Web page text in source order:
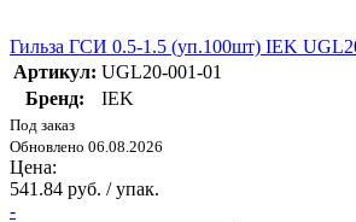
Гильза ГСИ 0.5-1.5 (уп.100шт) IEK
Артикул: UGL20-001-01
Бренд:
IEK
Под заказ
Обновлено 06.08.2026
Цена:
541.84 руб. / упак.
-